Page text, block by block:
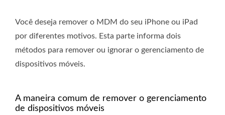
Você deseja remover o MDM do seu iPhone ou iPad
por diferentes motivos. Esta parte informa dois
métodos para remover ou ignorar o gerenciamento de
dispositivos móveis.
A maneira comum de remover o gerenciamento
de dispositivos móveis